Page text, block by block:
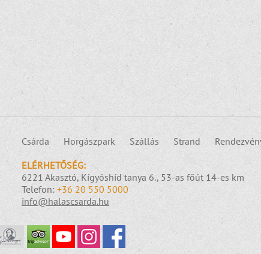
Csárda Horgászpark Szállás Strand
ELÉRHETŐSÉG:
6221 Akasztó, Kígyóshíd tanya 6., 53-as főút 14-es km
Telefon: +36 20 550 5000
info@halascsarda.hu